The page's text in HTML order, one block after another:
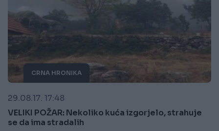
CRNA HRONIKA
29.08.17. 17:48
VELIKI POŽAR: Nekoliko kuća izgorjelo, strahuje
se da ima stradalih